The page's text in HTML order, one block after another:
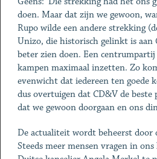
doen. Maar dat zijn we gewoon,
Rupo wilde een andere strekking
Unizo, die historisch gelinkt is aan
beter zien doen. Een
kampen maximaal inzetten. Zo
evenwicht dat iedereen ten goede
dus overtuigen dat CD&V de
dat we gewoon doorgaan en ons
De actualiteit wordt beheerst door
Steeds meer mensen vragen in